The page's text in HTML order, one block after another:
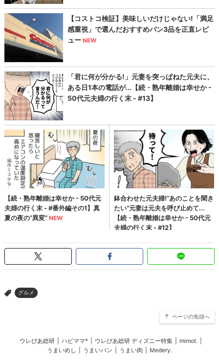
> グルメ
ページの先頭へ
ウレぴあ総研 ハピママ* ウレぴあ総研 ディズニー特集 mimot.
うまいめし
うまいパン うまい肉 Medery.